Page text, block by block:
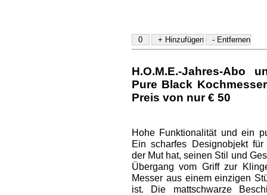
H.O.M.E.-Jahres-Abo
Pure Black
Preis von nur € 50
Hohe Funktionalität und ein
Ein scharfes Designobjekt
der Mut hat, seinen Stil und
Übergang vom Griff zur
Messer aus einem einzigen
ist. Die mattschwarze